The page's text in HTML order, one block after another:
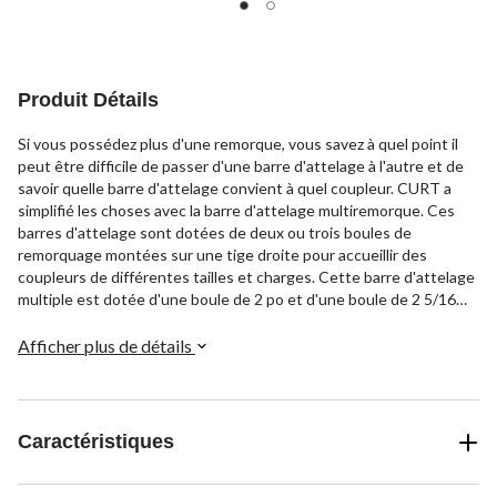
Produit Détails
Si vous possédez plus d'une remorque, vous savez à quel point il
peut être difficile de passer d'une barre d'attelage à l'autre et de
savoir quelle barre d'attelage convient à quel coupleur. CURT a
simplifié les choses avec la barre d'attelage multiremorque. Ces
barres d'attelage sont dotées de deux ou trois boules de
remorquage montées sur une tige droite pour accueillir des
coupleurs de différentes tailles et charges. Cette barre d'attelage
multiple est dotée d'une boule de 2 po et d'une boule de 2 5/16
jusqu'à 7 500 lb et peut supporter un poids au timon de 750 lb.
tige creuse pour accueillir un dispositif antivibrations. Toutes nos
barres d'attelage multi-usages sont dotées d'un fini thermolaqué
Afficher plus de détails
Caractéristiques